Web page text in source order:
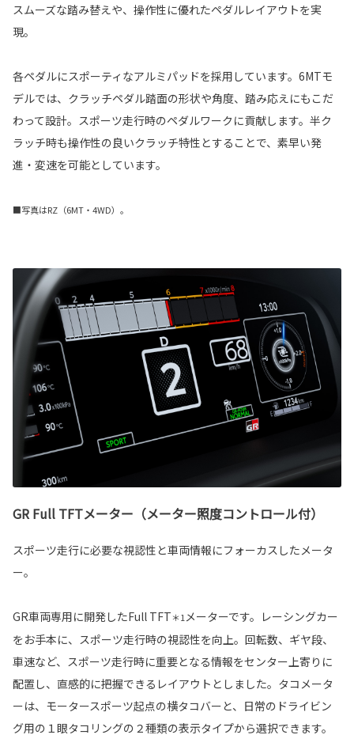
スムーズな踏み替えや、操作性に優れたペダルレイアウトを実
現。
各ペダルにスポーティなアルミパッドを採用しています。6MTモ
デルでは、クラッチペダル踏面の形状や角度、踏み応えにもこだ
わって設計。スポーツ走行時のペダルワークに貢献します。半ク
ラッチ時も操作性の良いクラッチ特性とすることで、素早い発
進・変速を可能としています。
■写真はRZ（6MT・4WD）。
GR Full TFTメーター（メーター照度コントロール付）
スポーツ走行に必要な視認性と車両情報にフォーカスしたメータ
ー。
GR車両専用に開発したFull TFT＊1 メーターです。レーシングカー
をお手本に、スポーツ走行時の視認性を向上。回転数、ギヤ段、
車速など、スポーツ走行時に重要となる情報をセンター上寄りに
配置し、直感的に把握できるレイアウトとしました。タコメータ
ーは、モータースポーツ起点の横タコバーと、日常のドライビン
グ用の１眼タコリングの２種類の表示タイプから選択できます。